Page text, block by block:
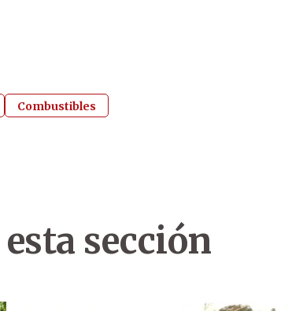
Combustibles
sección